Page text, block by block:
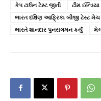
કેપ ટાઉન ટેસ્ટ જીતી
ટીમ ઈન્ડિયા
ભારત દક્ષિણ આફ્રિકા બીજી ટેસ્ટ મેચ
ભારતે શાનદાર પુનરાગમન કર્યું